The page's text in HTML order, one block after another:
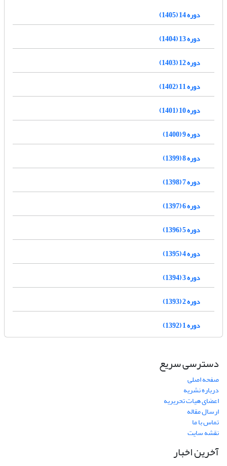
دوره 14 (1405)
دوره 13 (1404)
دوره 12 (1403)
دوره 11 (1402)
دوره 10 (1401)
دوره 9 (1400)
دوره 8 (1399)
دوره 7 (1398)
دوره 6 (1397)
دوره 5 (1396)
دوره 4 (1395)
دوره 3 (1394)
دوره 2 (1393)
دوره 1 (1392)
دسترسی سریع
صفحه اصلی
درباره نشریه
اعضای هیات تحریریه
ارسال مقاله
تماس با ما
نقشه سایت
آخرین اخبار